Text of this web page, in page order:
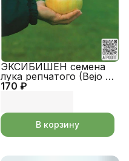
170 ₽
ЭКСИБИШЕН семена
лука репчатого (Bejo |
Alexagro)
В корзину